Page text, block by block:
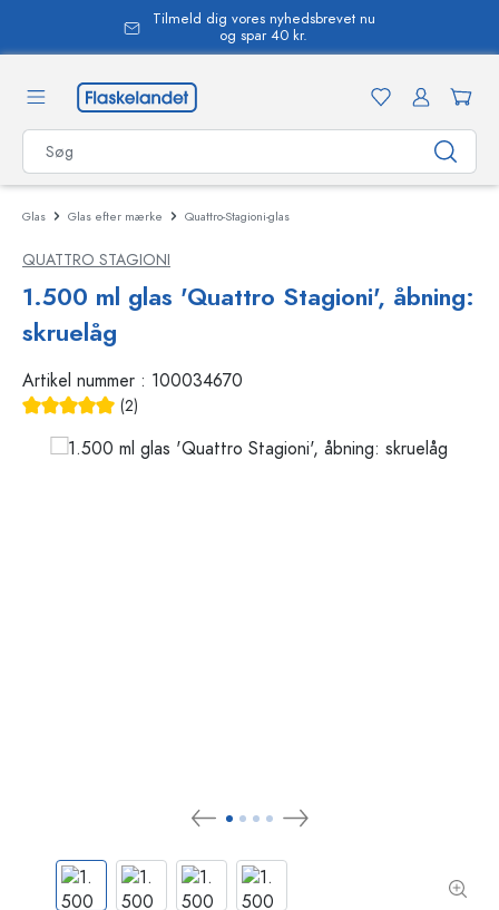
Tilmeld dig vores nyhedsbrevet nu
og spar 40 kr.
Glas Glas efter mærke Quattro-Stagioni-glas
QUATTRO STAGIONI
1.500 ml glas 'Quattro Stagioni', åbning:
skruelåg
Artikel nummer : 100034670
(2)